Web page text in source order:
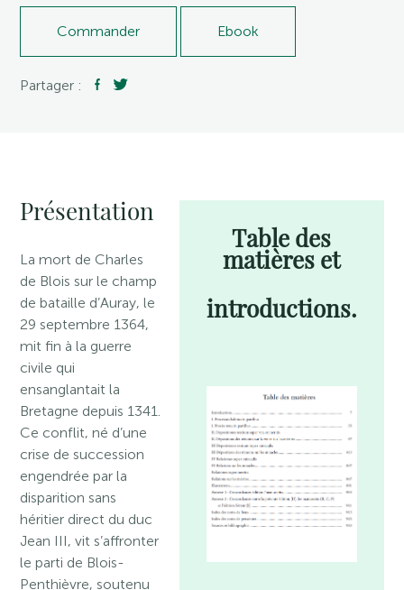
Commander Ebook
Partager :
Présentation
La mort de Charles
de Blois sur le champ
de bataille d’Auray, le
29 septembre 1364,
mit fin à la guerre
civile qui
ensanglantait la
Bretagne depuis 1341.
Ce conflit, né d’une
crise de succession
engendrée par la
disparition sans
héritier direct du duc
Jean III, vit s’affronter
le parti de Blois-
Penthièvre, soutenu
Table des
matières et
introductions.